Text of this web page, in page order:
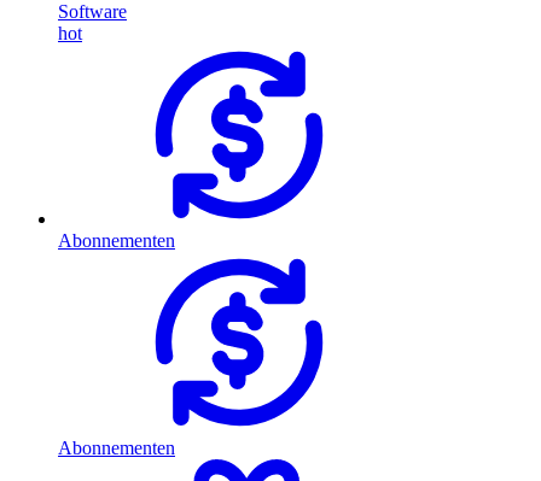
Software
hot
Abonnementen
Abonnementen